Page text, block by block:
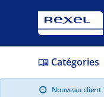
menu_book Catégories
info Nouveau client